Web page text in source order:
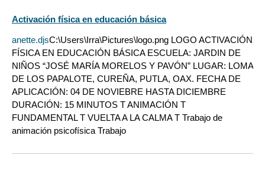
Activación física en educación básica
anette.djsC:\Users\Irra\Pictures\logo.png LOGO ACTIVACIÓN
FÍSICA EN EDUCACIÓN BÁSICA ESCUELA: JARDIN DE
NIÑOS “JOSÉ MARÍA MORELOS Y PAVÓN” LUGAR: LOMA
DE LOS PAPALOTE, CUREÑA, PUTLA, OAX. FECHA DE
APLICACIÓN: 04 DE NOVIEBRE HASTA DICIEMBRE
DURACIÓN: 15 MINUTOS T ANIMACIÓN T
FUNDAMENTAL T VUELTA A LA CALMA T Trabajo de
animación psicofísica Trabajo